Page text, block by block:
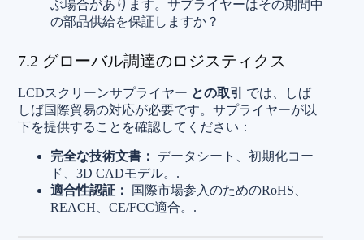
ぶ場合があります。サプライヤーはその期間中
の部品供給を保証しますか？
7.2 グローバル調達のロジスティクス
LCDスクリーンサプライヤー との取引
では、しば
しば国際貿易の対応が必要です。サプライヤーが以
下を提供することを確認してください：
完全な技術文書：
データシート、初期化コー
ド、3D CADモデル。.
適合性認証：
国際市場参入のためのRoHS、
REACH、CE/FCC適合。.